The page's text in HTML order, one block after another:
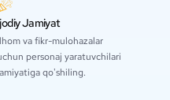
Jamiyat
va fikr-mulohazalar
personaj yaratuvchilari
qo'shiling.